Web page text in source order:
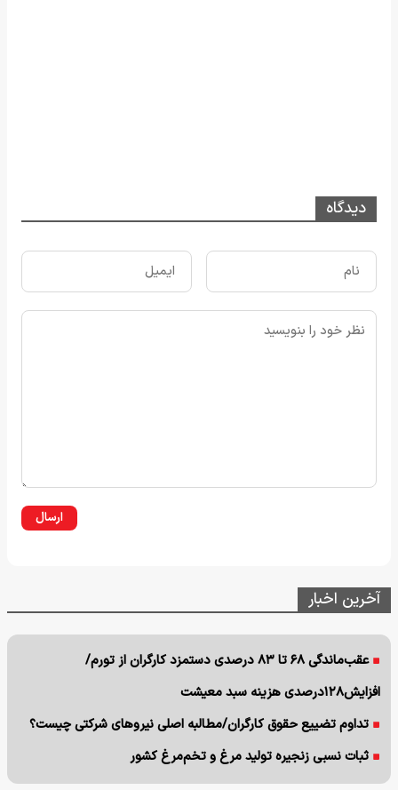
دیدگاه
ارسال
آخرین اخبار
عقب‌ماندگی ۶۸ تا ۸۳ درصدی دستمزد کارگران از تورم/
افزایش۱۲۸درصدی هزینه سبد معیشت
تداوم تضییع حقوق کارگران/مطالبه اصلی نیروهای شرکتی چیست؟
ثبات نسبی زنجیره تولید مرغ و تخم‌مرغ کشور